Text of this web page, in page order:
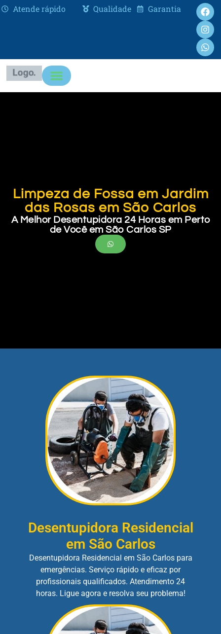
Atende rápido Qualidade Garantia
Limpeza de Fossa em Jardim
das Rosas em São Carlos
A Melhor Desentupidora 24 Horas em Perto
de Você em São Carlos SP
Desentupidora Residencial
em São Carlos
Desentupidora Residencial em São Carlos para
emergências. Serviço rápido e eficaz por
profissionais qualificados. Atendimento 24
horas. Ligue agora e resolva seu problema!